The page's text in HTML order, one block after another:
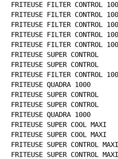
FRITEUSE FILTER CONTROL
FRITEUSE FILTER CONTROL
FRITEUSE FILTER CONTROL
FRITEUSE FILTER CONTROL
FRITEUSE FILTER CONTROL
FRITEUSE SUPER CONTROL
FRITEUSE SUPER CONTROL
FRITEUSE FILTER CONTROL
FRITEUSE QUADRA 1000
FRITEUSE SUPER CONTROL
FRITEUSE SUPER CONTROL
FRITEUSE QUADRA 1000
FRITEUSE SUPER COOL MAXI
FRITEUSE SUPER COOL MAXI
FRITEUSE SUPER CONTROL
FRITEUSE SUPER CONTROL